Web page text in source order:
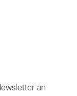
an